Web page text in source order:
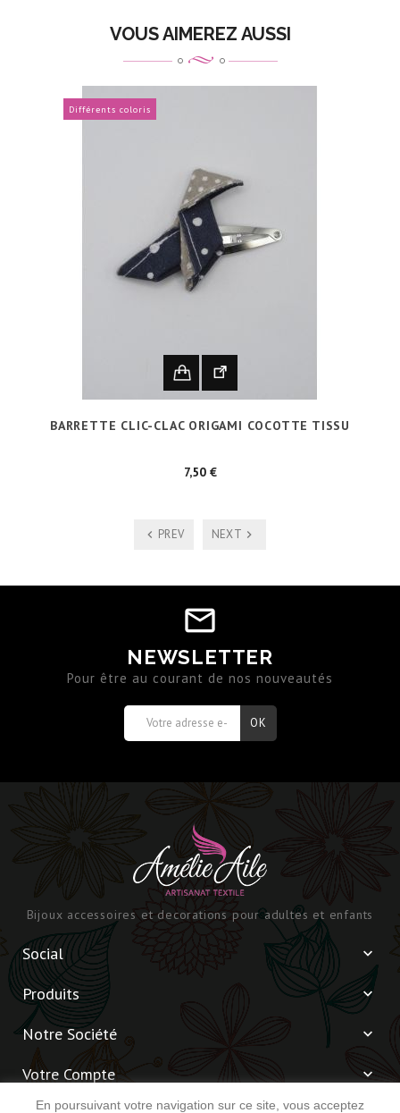
VOUS AIMEREZ AUSSI
Différents coloris
BARRETTE CLIC-CLAC ORIGAMI COCOTTE TISSU
7,50 €Prix
PREV NEXT
NEWSLETTER
Pour être au courant de nos nouveautés
Bijoux accessoires et decorations pour adultes et enfants
Social 
Produits 
Notre Société 
Votre Compte 
En poursuivant votre navigation sur ce site, vous acceptez